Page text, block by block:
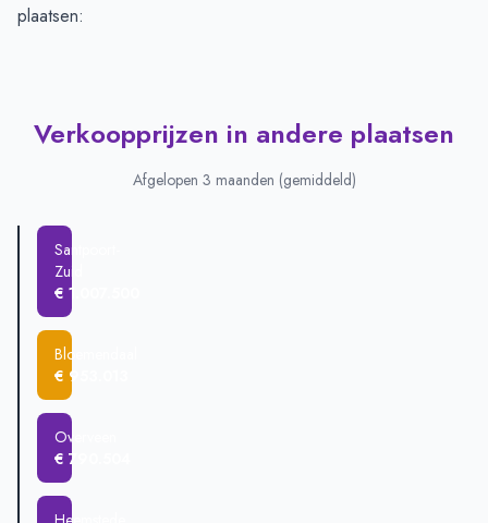
plaatsen:
Verkoopprijzen in andere plaatsen
Afgelopen 3 maanden (gemiddeld)
Santpoort-
Zuid
€ 1.007.500
Bloemendaal
€ 953.013
Overveen
€ 790.504